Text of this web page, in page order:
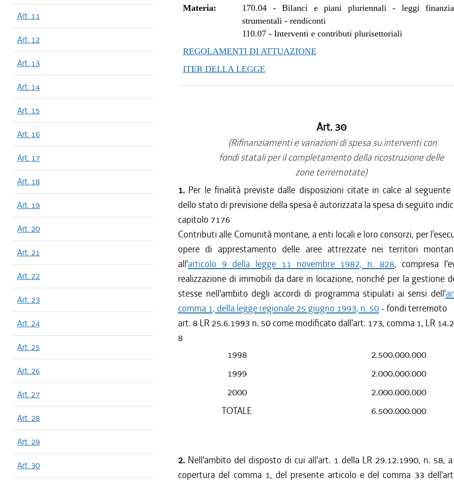
Art. 11
Art. 12
Art. 13
Art. 14
Art. 15
Art. 16
Art. 17
Art. 18
Art. 19
Art. 20
Art. 21
Art. 22
Art. 23
Art. 24
Art. 25
Art. 26
Art. 27
Art. 28
Art. 29
Art. 30
Materia:
170.04 -Bilanci e piani pluriennali - leggi
strumentali - rendiconti
110.07 -Interventi e contributi plurisettoriali
REGOLAMENTI DI ATTUAZIONE
ITER DELLA LEGGE
Art. 30
(Rifinanziamenti e variazioni di spesa su interventi con
fondi statali per il completamento della ricostruzione delle
zone terremotate)
1. Per le finalità previste dalle disposizioni citate in calce al seguente
dello stato di previsione della spesa è autorizzata la spesa di seguito
capitolo 7176
Contributi alle Comunità montane, a enti locali e loro consorzi, per
opere di apprestamento delle aree attrezzate nei territori
all'articolo 9 della legge 11 novembre 1982, n. 828, compresa
realizzazione di immobili da dare in locazione, nonché per la gestione
stesse nell'ambito degli accordi di programma stipulati ai sensi dell'
comma 1, della legge regionale 25 giugno 1993, n. 50 - fondi terremoto
art. 8 LR 25.6.1993 n. 50 come modificato dall'art. 173, comma 1, LR
8
1998
2.500.000.000
1999
2.000.000.000
2000
2.000.000.000
TOTALE
6.500.000.000
2. Nell'ambito del disposto di cui all'art. 1 della LR 29.12.1990, n. 58,
copertura del comma 1, del presente articolo e del comma 33